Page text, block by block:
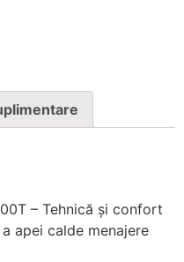
– Tehnică şi confort
apei calde menajere